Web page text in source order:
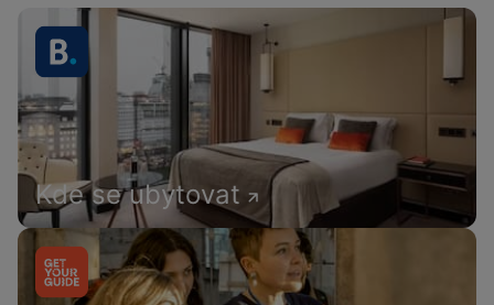
Kde se ubytovat